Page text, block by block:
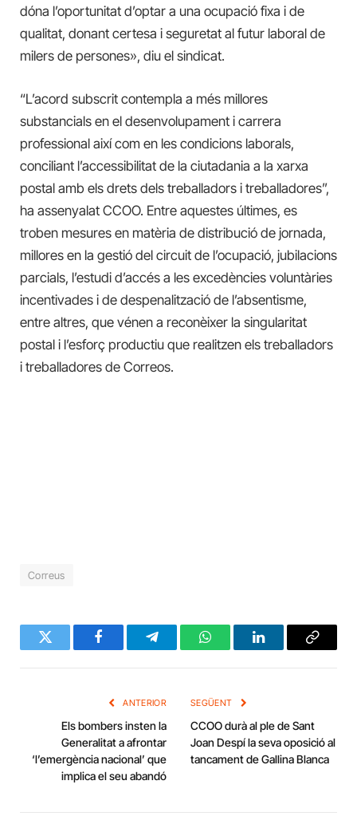
dóna l’oportunitat d’optar a una ocupació fixa i de
qualitat, donant certesa i seguretat al futur laboral de
milers de persones», diu el sindicat.
“L’acord subscrit contempla a més millores
substancials en el desenvolupament i carrera
professional així com en les condicions laborals,
conciliant l’accessibilitat de la ciutadania a la xarxa
postal amb els drets dels treballadors i treballadores”,
ha assenyalat CCOO. Entre aquestes últimes, es
troben mesures en matèria de distribució de jornada,
millores en la gestió del circuit de l’ocupació, jubilacions
parcials, l’estudi d’accés a les excedències voluntàries
incentivades i de despenalització de l’absentisme,
entre altres, que vénen a reconèixer la singularitat
postal i l’esforç productiu que realitzen els treballadors
i treballadores de Correos.
Correus
Twitter FacebookTelegramWhatsAppLinkedInCopy
ANTERIOR
Els bombers insten la
Generalitat a afrontar
‘l’emergència nacional’ que
implica el seu abandó
SEGÜENT
CCOO durà al ple de Sant
Joan Despí la seva oposició al
tancament de Gallina Blanca